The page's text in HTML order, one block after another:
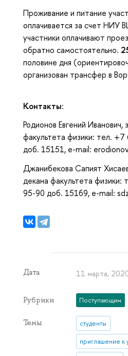
Проживание и питание
оплачивается за счет НИУ
участники оплачивают
обратно самостоятельно.
половине дня
организован трансфер в
Контакты:
Родионов Евгений Иванович,
факультета физики: тел.
доб. 15151, e-mail:
Джанибекова Сапият
декана факультета
95-90 доб. 15169, e-mail:
Дата 11 марта,
Рубрики Поступающим
Темы студенты
приглашение к